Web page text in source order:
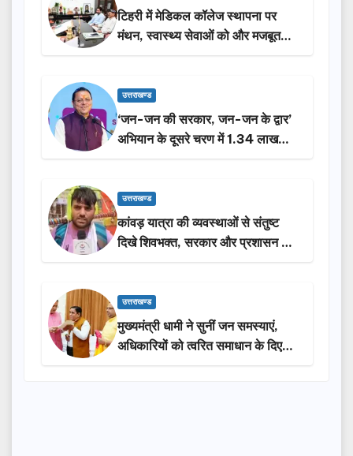
टिहरी में मेडिकल कॉलेज स्थापना पर
मंथन, स्वास्थ्य सेवाओं को और मजबूत
करेगी सरकार: मुख्यमंत्री धामी…
उत्तराखण्ड
‘जन-जन की सरकार, जन-जन के द्वार’
अभियान के दूसरे चरण में 1.34 लाख
लोगों की भागीदारी…
उत्तराखण्ड
कांवड़ यात्रा की व्यवस्थाओं से संतुष्ट
दिखे शिवभक्त, सरकार और प्रशासन की
सराहना…
उत्तराखण्ड
मुख्यमंत्री धामी ने सुनीं जन समस्याएं,
अधिकारियों को त्वरित समाधान के दिए
निर्देश